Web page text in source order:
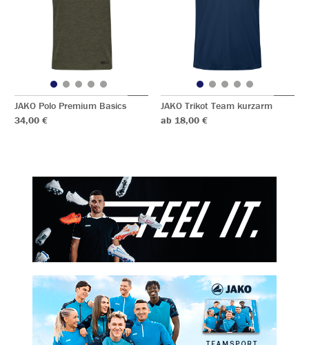
JAKO Polo Premium Basics
34,00 €
JAKO Trikot Team kurzarm
ab 18,00 €